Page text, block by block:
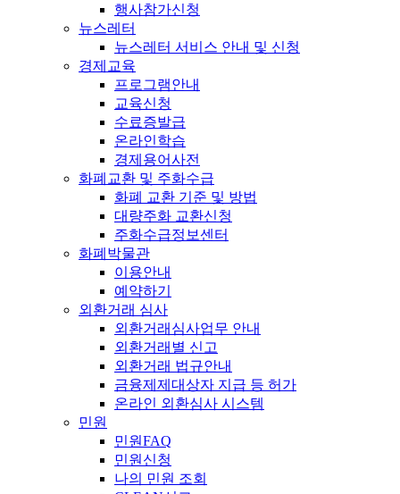
행사참가신청
뉴스레터
뉴스레터 서비스 안내 및 신청
경제교육
프로그램안내
교육신청
수료증발급
온라인학습
경제용어사전
화폐교환 및 주화수급
화폐 교환 기준 및 방법
대량주화 교환신청
주화수급정보센터
화폐박물관
이용안내
예약하기
외환거래 심사
외환거래심사업무 안내
외환거래별 신고
외환거래 법규안내
금융제제대상자 지급 등 허가
온라인 외환심사 시스템
민원
민원FAQ
민원신청
나의 민원 조회